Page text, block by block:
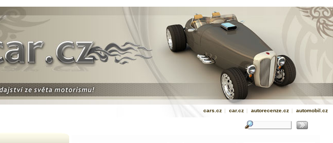
cars.cz | car.cz | autorecenze.cz | automobil.cz